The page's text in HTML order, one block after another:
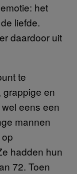
het
liefde.
daardoor uit
te
en
eens een
mannen
hadden hun
72. Toen